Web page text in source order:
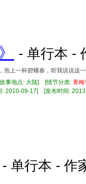
- 单行本 -
上一杯碧螺春，听我说说这
事地点: 大陆] [情节分类: 青梅
: 2010-09-17] [发布时间:
- 单行本 - 作